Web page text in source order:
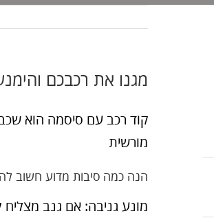
מגנו את רכבכם
קוד רכב עם סיסמה הוא
מורשית
הנה כמה סיבות מדוע חשוב
מונע גניבה: אם גנב מצליח